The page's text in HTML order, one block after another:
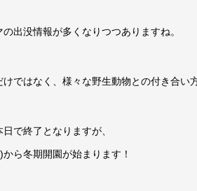
出没情報が多くなりつつありますね。
けではなく、様々な野生動物との付き合い
で終了となりますが、
ら冬期開園が始まります！